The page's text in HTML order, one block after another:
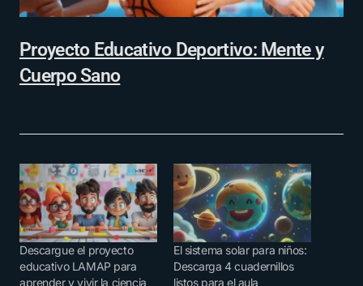
Proyecto Educativo Deportivo: Mente y
Cuerpo Sano
Descargue el proyecto
educativo LAMAP para
aprender y vivir la ciencia
El sistema solar para niños:
Descarga 4 cuadernillos
listos para el aula